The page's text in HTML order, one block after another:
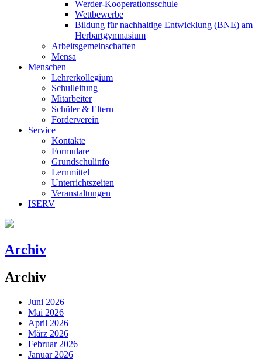
Werder-Kooperationsschule
Wettbewerbe
Bildung für nachhaltige Entwicklung (BNE) am
Herbartgymnasium
Arbeitsgemeinschaften
Mensa
Menschen
Lehrerkollegium
Schulleitung
Mitarbeiter
Schüler & Eltern
Förderverein
Service
Kontakte
Formulare
Grundschulinfo
Lernmittel
Unterrichtszeiten
Veranstaltungen
ISERV
Archiv
Archiv
Juni 2026
Mai 2026
April 2026
März 2026
Februar 2026
Januar 2026